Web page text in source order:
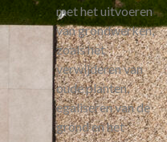
met het uitvoeren
van grondwerken,
zoals het
verwijderen van
oude planten,
egaliseren van de
grond en het